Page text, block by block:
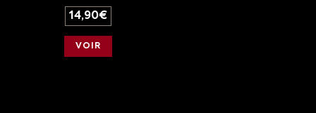
14,90€
VOIR